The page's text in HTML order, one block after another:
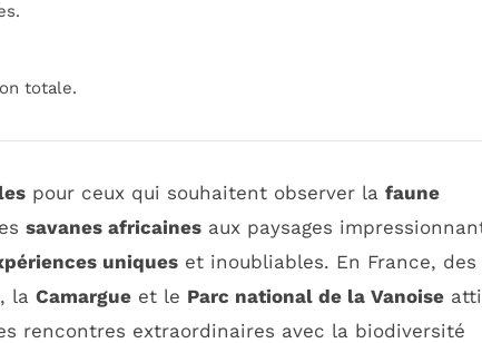
totale.
pour ceux qui souhaitent observer la faune
savanes africaines aux paysages
uniques et inoubliables. En France, des
, la Camargue et le Parc national de la Vanoise
rencontres extraordinaires avec la biodiversité